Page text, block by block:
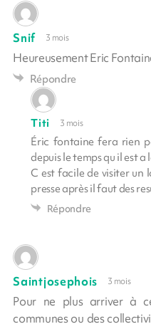
Snif 3 mois
Heureusement Eric
Répondre
Titi 3 mois
Éric fontaine fera rien
depuis le temps qu il est
C est facile de visiter un
presse après il faut des
Répondre
Saintjosephois 3 mois
Pour ne plus arriver à
communes ou des